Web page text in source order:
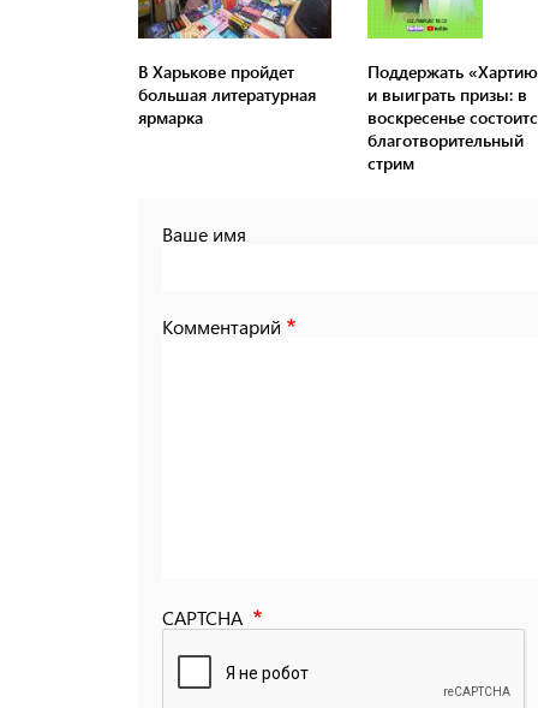
В Харькове пройдет
большая литературная
ярмарка
Поддержать
и выиграть призы: в
воскресенье
благотворительный
стрим
Ваше имя
Комментарий
CAPTCHA